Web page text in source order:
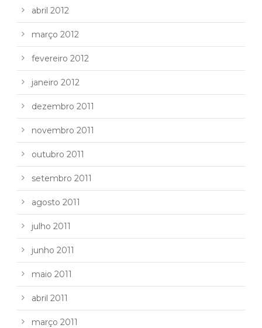
abril 2012
março 2012
fevereiro 2012
janeiro 2012
dezembro 2011
novembro 2011
outubro 2011
setembro 2011
agosto 2011
julho 2011
junho 2011
maio 2011
abril 2011
março 2011